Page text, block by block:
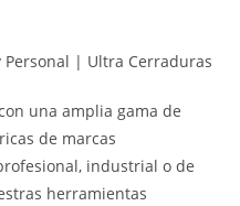
| Ultra Cerraduras
una amplia gama de
de marcas
industrial o de
herramientas